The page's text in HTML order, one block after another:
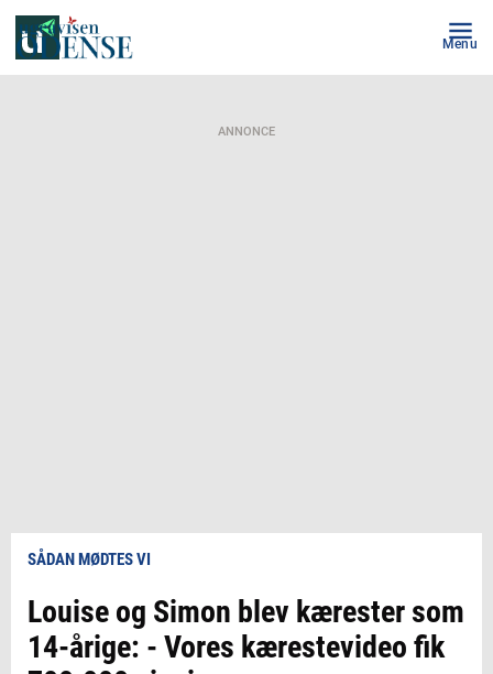
Menu
ANNONCE
SÅDAN MØDTES VI
Louise og Simon blev kærester som
14-årige: - Vores kærestevideo fik